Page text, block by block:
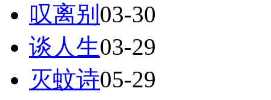
叹离别 03-30
谈人生03-29
灭蚊诗05-29